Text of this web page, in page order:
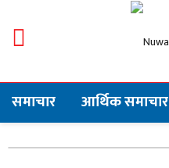
समाचार आर्थिक समाचार